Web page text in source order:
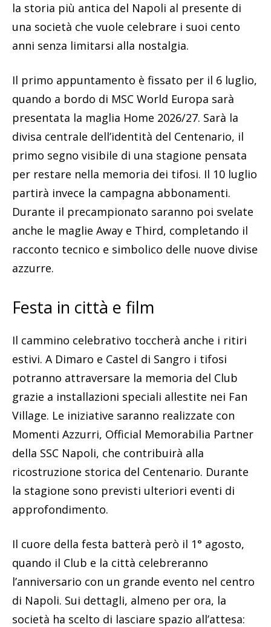
la storia più antica del Napoli al presente di
una società che vuole celebrare i suoi cento
anni senza limitarsi alla nostalgia.
Il primo appuntamento è fissato per il 6 luglio,
quando a bordo di MSC World Europa sarà
presentata la maglia Home 2026/27. Sarà la
divisa centrale dell’identità del Centenario, il
primo segno visibile di una stagione pensata
per restare nella memoria dei tifosi. Il 10 luglio
partirà invece la campagna abbonamenti.
Durante il precampionato saranno poi svelate
anche le maglie Away e Third, completando il
racconto tecnico e simbolico delle nuove divise
azzurre.
Festa in città e film
Il cammino celebrativo toccherà anche i ritiri
estivi. A Dimaro e Castel di Sangro i tifosi
potranno attraversare la memoria del Club
grazie a installazioni speciali allestite nei Fan
Village. Le iniziative saranno realizzate con
Momenti Azzurri, Official Memorabilia Partner
della SSC Napoli, che contribuirà alla
ricostruzione storica del Centenario. Durante
la stagione sono previsti ulteriori eventi di
approfondimento.
Il cuore della festa batterà però il 1° agosto,
quando il Club e la città celebreranno
l’anniversario con un grande evento nel centro
di Napoli. Sui dettagli, almeno per ora, la
società ha scelto di lasciare spazio all’attesa: